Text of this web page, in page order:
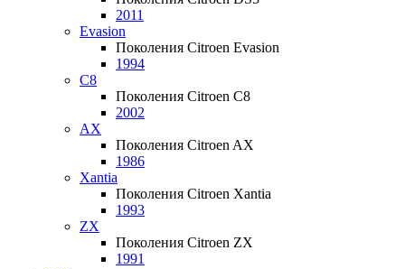
2011
Evasion
Поколения Citroen Evasion
1994
C8
Поколения Citroen C8
2002
AX
Поколения Citroen AX
1986
Xantia
Поколения Citroen Xantia
1993
ZX
Поколения Citroen ZX
1991